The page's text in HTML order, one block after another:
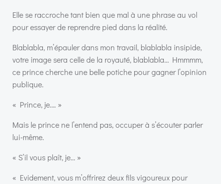
Elle se raccroche tant bien que mal à une phrase au vol
pour essayer de reprendre pied dans la réalité.
Blablabla, m’épauler dans mon travail, blablabla insipide,
votre image sera celle de la royauté, blablabla… Hmmmm,
ce prince cherche une belle potiche pour gagner l’opinion
publique.
« Prince, je…. »
Mais le prince ne l’entend pas, occuper à s’écouter parler
lui-même.
« S’il vous plaît, je… »
« Evidement, vous m’offrirez deux fils vigoureux pour